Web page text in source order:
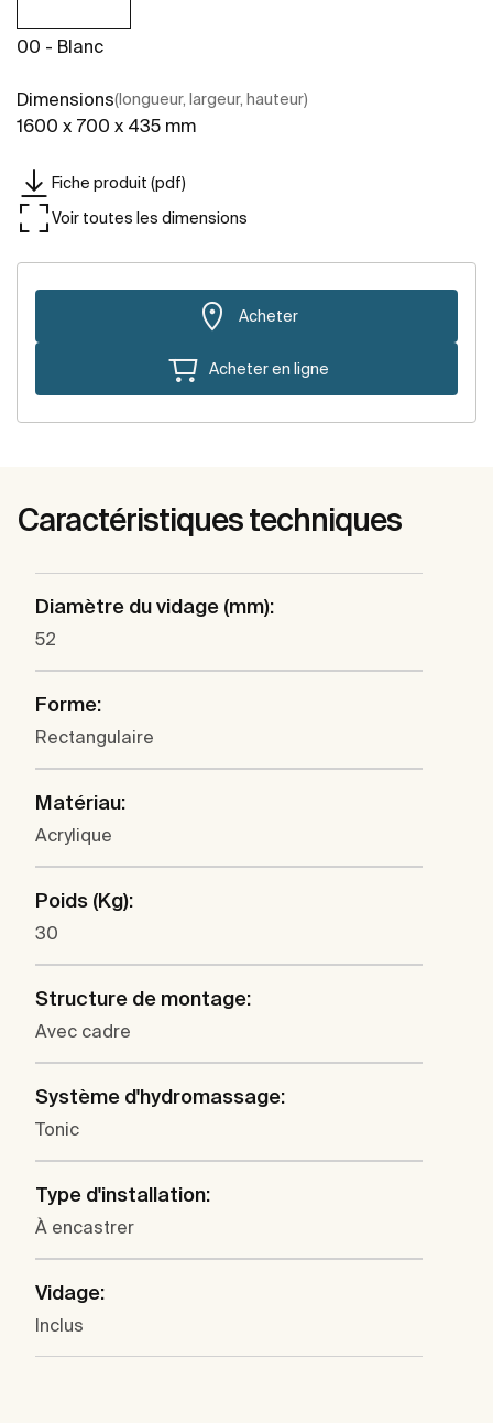
00 - Blanc
Dimensions(longueur, largeur, hauteur)
1600 x 700 x 435 mm
Fiche produit (pdf)
Voir toutes les dimensions
Acheter
Acheter en ligne
Caractéristiques techniques
Diamètre du vidage (mm):
52
Forme:
Rectangulaire
Matériau:
Acrylique
Poids (Kg):
30
Structure de montage:
Avec cadre
Système d'hydromassage:
Tonic
Type d'installation:
À encastrer
Vidage:
Inclus